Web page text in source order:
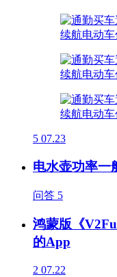
5 07.23
电水壶功率一
问答 5
鸿蒙版《
的App
2 07.22